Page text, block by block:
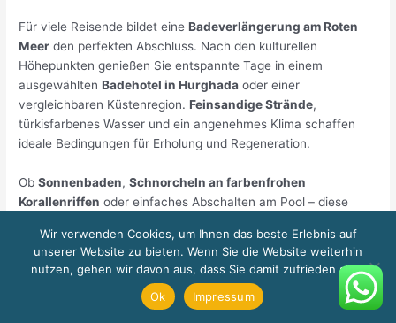
Für viele Reisende bildet eineBadeverlängerung am Roten
Meer den perfekten Abschluss. Nach den kulturellen
Höhepunkten genießen Sie entspannte Tage in einem
ausgewähltenBadehotel in Hurghada oder einer
vergleichbaren Küstenregion.Feinsandige Strände,
türkisfarbenes Wasser und ein angenehmes Klima schaffen
ideale Bedingungen für Erholung und Regeneration.
ObSonnenbaden,Schnorcheln an farbenfrohen
Korallenriffen oder einfaches Abschalten am Pool – diese
Dauer der Verlängerung ist flexibel wählbar und lässt sich
harmonisch in den Reiseverlauf integrieren. So endet Ihre
Reise nicht abrupt, sondern klingt sanft aus – mit dem
beruhigenden Rauschen des Meeres und dem Gefühl, Kultur
Wir verwenden Cookies, um Ihnen das beste Erlebnis auf
unserer Website zu bieten. Wenn Sie die Website weiterhin
nutzen, gehen wir davon aus, dass Sie damit zufrieden sind.
Ok
Impressum